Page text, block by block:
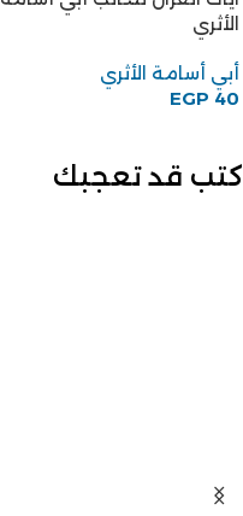
الأثري
أبي أسامة الأثري
EGP 40
كتب قد تعجبك